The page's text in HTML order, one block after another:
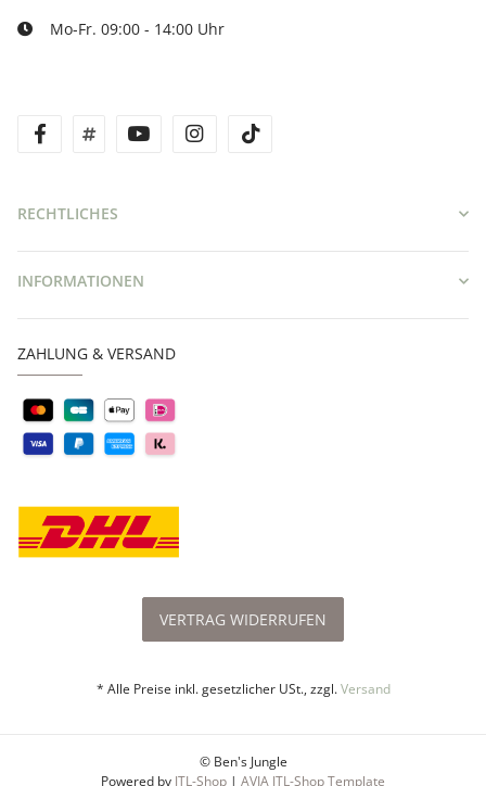
Mo-Fr. 09:00 - 14:00 Uhr
facebooktwitter youtube instagram
RECHTLICHES
INFORMATIONEN
ZAHLUNG & VERSAND
VERTRAG WIDERRUFEN
* Alle Preise inkl. gesetzlicher USt., zzgl.Versand
© Ben's Jungle
Powered by JTL-Shop | AVIA JTL-Shop Template